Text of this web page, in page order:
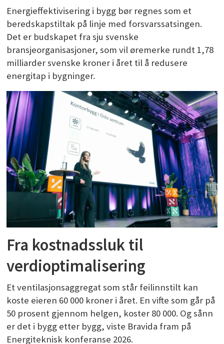
Energieffektivisering i bygg bør regnes som et
beredskapstiltak på linje med forsvarssatsingen.
Det er budskapet fra sju svenske
bransjeorganisasjoner, som vil øremerke rundt 1,78
milliarder svenske kroner i året til å redusere
energitap i bygninger.
Fra kostnadssluk til
verdioptimalisering
Et ventilasjonsaggregat som står feilinnstilt kan
koste eieren 60 000 kroner i året. En vifte som går på
50 prosent gjennom helgen, koster 80 000. Og sånn
er det i bygg etter bygg, viste Bravida fram på
Energiteknisk konferanse 2026.